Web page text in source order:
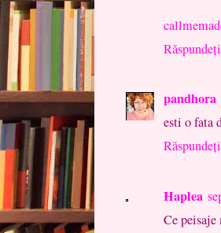
Răspundeți
pandhora
esti o fata
Răspundeți
Haplea
Ce